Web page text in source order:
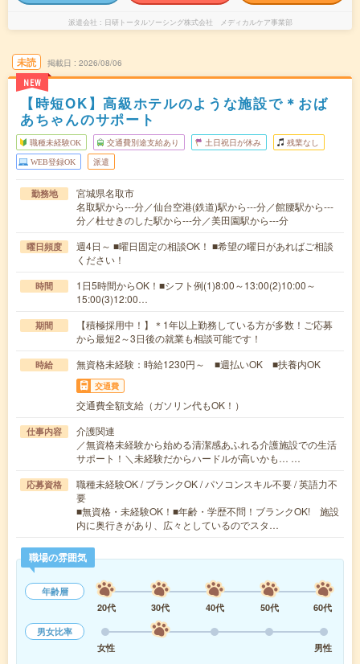
派遣会社 日研トータルソーシング株式会社 メディカルケア事業部
未読
NEW
掲載日 2026/08/06
【時短OK】高級ホテルのような施設で＊おば
あちゃんのサポート
職種未経験OK 交通費別途支給あり 土日祝日が休み 残業なし
WEB登録OK 派遣
勤務地
宮城県名取市
名取駅から---分／仙台空港(鉄道)駅から---分／館腰駅から---
分／杜せきのした駅から---分／美田園駅から---分
曜日頻度
週4日～ ■曜日固定の相談OK！ ■希望の曜日があればご相談
ください！
時間
1日5時間からOK！■シフト例(1)8:00～13:00(2)10:00～
15:00(3)12:00…
期間
【積極採用中！】＊1年以上勤務している方が多数！ご応募
から最短2～3日後の就業も相談可能です！
時給 無資格未経験：時給1230円～ ■週払いOK ■扶養内OK
交通費
交通費全額支給（ガソリン代もOK！）
仕事内容
介護関連
／無資格未経験から始める清潔感あふれる介護施設での生活
サポート！＼未経験だからハードルが高いかも… …
応募資格
職種未経験OK / ブランクOK / パソコンスキル不要 / 英語力不
要
■無資格・未経験OK！■年齢・学歴不問！ブランクOK! 施設
内に奥行きがあり、広々としているのでスタ…
職場の雰囲気
年齢層
20代
30代 40代 50代
60代
男女比率
女性
男性